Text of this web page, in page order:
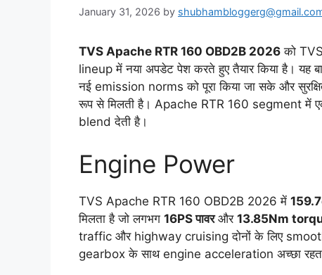
January 31, 2026 by
TVS Apache RTR 160 OBD2B 2026 को
lineup में नया अपडेट पेश करते हुए तैयार किया है। यह
नई emission norms को पूरा किया जा सके और
रूप से मिलती है। Apache RTR 160 segment
blend देती है।
Engine Power
TVS Apache RTR 160 OBD2B 2026 में
मिलता है जो लगभग 16PS पावरऔर 13.85Nm
traffic और highway cruising दोनों के लिए
gearbox के साथ engine acceleration अच्छा